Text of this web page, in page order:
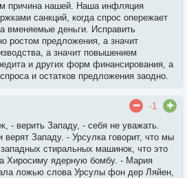
причина нашей. Наша инфляция
санкций, когда спрос опережает
вменяемые деньги. Исправить
ростом предложения, а значит
а значит повышением
и других форм финансирования, а
и остатков предложения заодно.
-1
- верить Западу, - себя не уважать.
верят Западу. - Урсулка говорит, что мы
стиральных машинок, что это
Хиросиму ядерную бомбу. - Мария
ложью слова Урсулы фон дер Ляйен,